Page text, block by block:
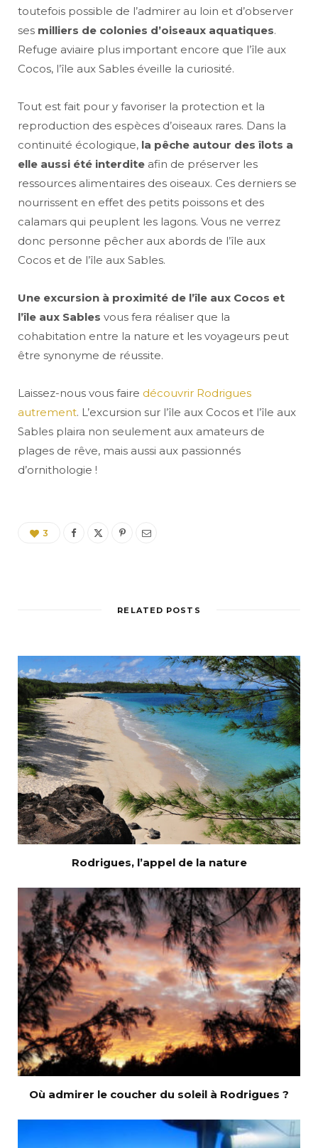
toutefois possible de l’admirer au loin et d’observer
ses milliers de colonies d’oiseaux aquatiques.
Refuge aviaire plus important encore que l’île aux
Cocos, l’île aux Sables éveille la curiosité.
Tout est fait pour y favoriser la protection et la
reproduction des espèces d’oiseaux rares. Dans la
continuité écologique, la pêche autour des îlots a
elle aussi été interdite afin de préserver les
ressources alimentaires des oiseaux. Ces derniers se
nourrissent en effet des petits poissons et des
calamars qui peuplent les lagons. Vous ne verrez
donc personne pêcher aux abords de l’île aux
Cocos et de l’île aux Sables.
Une excursion à proximité de l’île aux Cocos et
l’île aux Sables vous fera réaliser que la
cohabitation entre la nature et les voyageurs peut
être synonyme de réussite.
Laissez-nous vous faire découvrir Rodrigues
autrement. L’excursion sur l’île aux Cocos et l’île aux
Sables plaira non seulement aux amateurs de
plages de rêve, mais aussi aux passionnés
d’ornithologie !
3
RELATED POSTS
Rodrigues, l’appel de la nature
Où admirer le coucher du soleil à Rodrigues ?